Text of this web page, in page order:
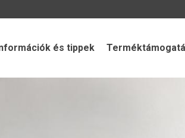
és tippek